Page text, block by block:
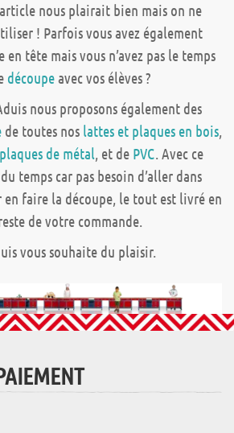
nous plairait bien mais on ne
! Parfois vous avez également
tête mais vous n’avez pas le temps
découpeavec vos élèves ?
nous proposons également des
de toutes nos lattes et plaques en bois,
plaques de métal, et de PVC. Avec ce
temps car pas besoin d’aller dans
en faire la découpe, le tout est livré en
de votre commande.
vous souhaite du plaisir.